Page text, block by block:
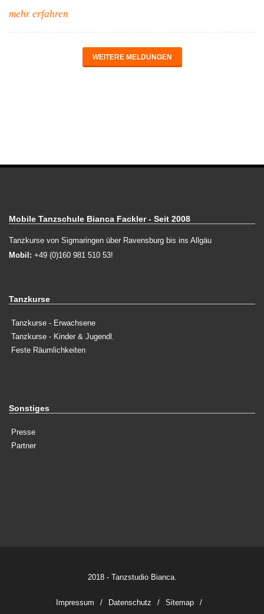
mehr erfahren
WEITERE MELDUNGEN
Mobile Tanzschule Bianca Fackler - Seit 2008
Tanzkurse von Sigmaringen über Ravensburg bis ins Allgäu
Mobil: +49 (0)160 981 510 53!
Tanzkurse
Tanzkurse - Erwachsene
Tanzkurse - Kinder & Jugendl.
Feste Räumlichkeiten
Sonstiges
Presse
Partner
2018 - Tanzstudio Bianca.
Impressum Datenschutz Sitemap